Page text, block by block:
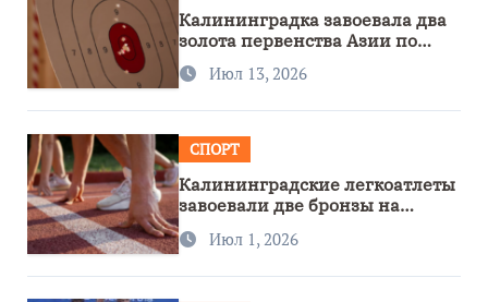
Калининградка завоевала два
золота первенства Азии по
метанию ножа
Июл 13, 2026
СПОРТ
Калининградские легкоатлеты
завоевали две бронзы на
первенстве России
Июл 1, 2026